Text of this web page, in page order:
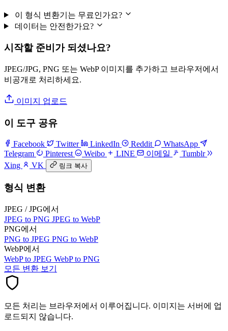
이 형식 변환기는 무료인가요?
데이터는 안전한가요?
시작할 준비가 되셨나요?
JPEG/JPG, PNG 또는 WebP 이미지를 추가하고 브라우저에서
비공개로 처리하세요.
이미지 업로드
이 도구 공유
Facebook Twitter LinkedIn Reddit
WhatsApp
Telegram
Pinterest Weibo LINE 이메일
Tumblr
Xing
VK 링크 복사
형식 변환
JPEG / JPG에서
JPEG to PNG JPEG to WebP
PNG에서
PNG to JPEG PNG to WebP
WebP에서
WebP to JPEG WebP to PNG
모든 변환 보기
모든 처리는 브라우저에서 이루어집니다. 이미지는 서버에 업
로드되지 않습니다.